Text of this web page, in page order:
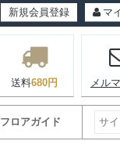
新規会員登録 マ
送料680円 メル
フロアガイド